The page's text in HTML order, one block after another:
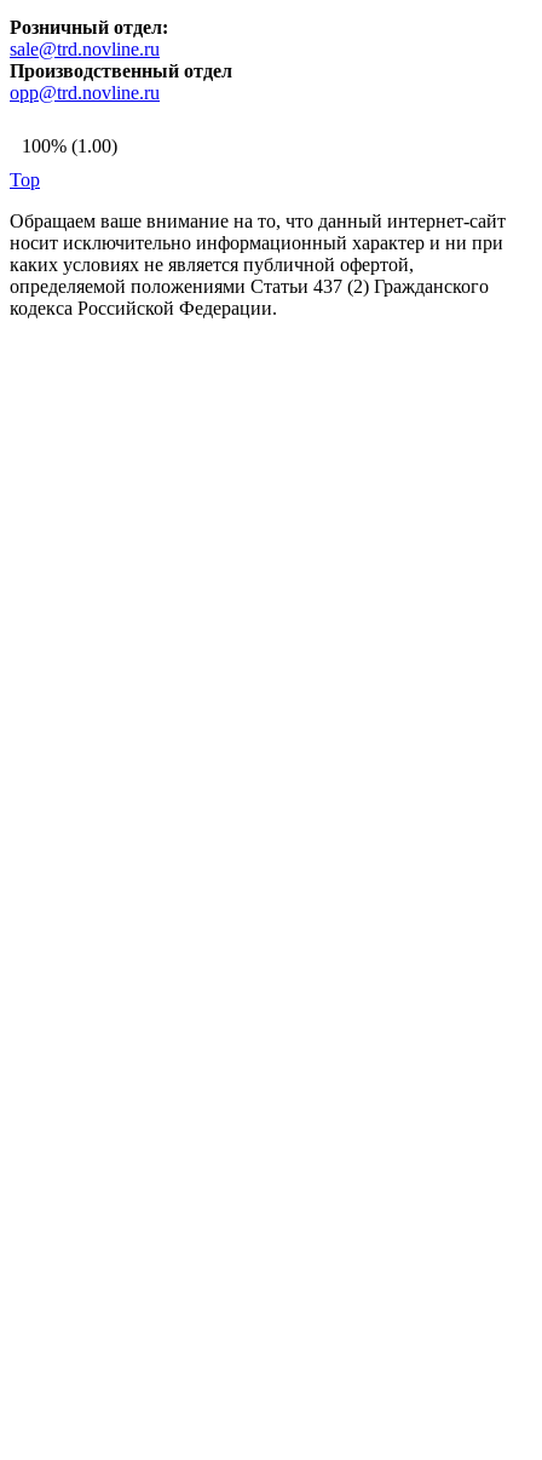
Розничный отдел:
sale@trd.novline.ru
Производственный отдел
opp@trd.novline.ru
100% (1.00)
Top
Обращаем ваше внимание на то, что данный интернет-сайт
носит исключительно информационный характер и ни при
каких условиях не является публичной офертой,
определяемой положениями Статьи 437 (2) Гражданского
кодекса Российской Федерации.